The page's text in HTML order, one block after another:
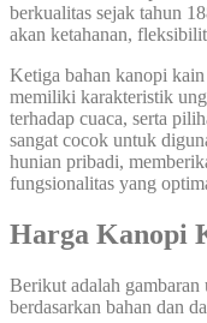
berkualitas sejak tahun
akan ketahanan,
Ketiga bahan kanopi
memiliki karakteristik
terhadap cuaca, serta
sangat cocok untuk
hunian pribadi,
fungsionalitas yang
Harga Kanopi
Berikut adalah
berdasarkan bahan dan